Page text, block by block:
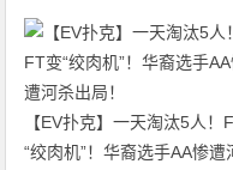
【EV扑克】一天淘汰5人！
“绞肉机”！华裔选手AA惨遭